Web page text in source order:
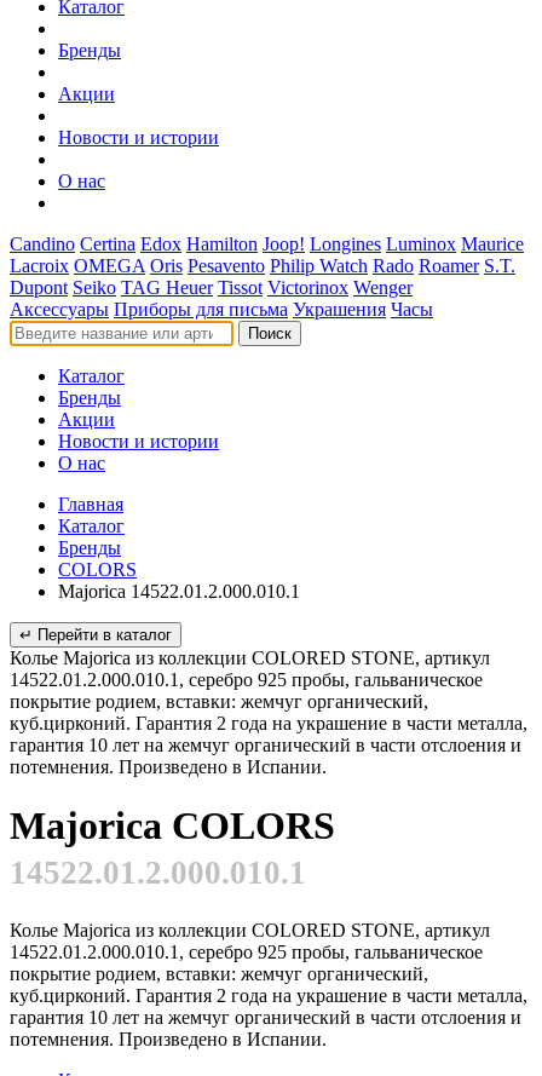
Каталог
Бренды
Акции
Новости и истории
О нас
Candino Certina Edox Hamilton Joop! Longines Luminox Maurice
Lacroix OMEGA Oris Pesavento Philip Watch Rado Roamer S.T.
Dupont Seiko TAG Heuer Tissot Victorinox Wenger
Аксессуары Приборы для письма Украшения Часы
Поиск
Каталог
Бренды
Акции
Новости и истории
О нас
Главная
Каталог
Бренды
COLORS
Majorica 14522.01.2.000.010.1
↵ Перейти в каталог
Колье Majorica из коллекции COLORED STONE, артикул
14522.01.2.000.010.1, серебро 925 пробы, гальваническое
покрытие родием, вставки: жемчуг органический,
куб.цирконий. Гарантия 2 года на украшение в части металла,
гарантия 10 лет на жемчуг органический в части отслоения и
потемнения. Произведено в Испании.
Majorica COLORS
14522.01.2.000.010.1
Колье Majorica из коллекции COLORED STONE, артикул
14522.01.2.000.010.1, серебро 925 пробы, гальваническое
покрытие родием, вставки: жемчуг органический,
куб.цирконий. Гарантия 2 года на украшение в части металла,
гарантия 10 лет на жемчуг органический в части отслоения и
потемнения. Произведено в Испании.